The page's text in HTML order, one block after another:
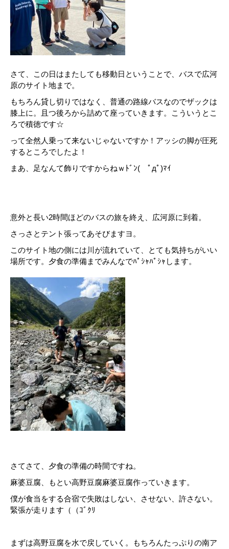
さて、この日はまたしても移動日ということで、バスで広河
原のサイト地まで。
もちろん貸し切りではなく、普通の路線バスなのでザックは
膝上に。且つ後ろから詰めて座っていきます。こういうとこ
ろで積徳です☆
って全然人乗って来ないじゃないですか！アッシの脚が圧死
するところでしたよ！
まあ、足なんて飾りですからねｗﾄﾞﾝ( ﾟдﾟ)ﾏｲ
意外と長い2時間ほどのバスの旅を終え、広河原に到着。
さっさとテント張ってあそびますヨ。
このサイト地の側には川が流れていて、とても気持ちがいい
場所です。夕食の準備までみんなでﾊﾟｼｬﾊﾟｼｬします。
さてさて、夕食の準備の時間ですね。
麻婆豆腐、もとい高野豆腐麻婆豆腐作っていきます。
僕が食当をする合宿で失敗はしない、させない、許さない。
緊張が走ります（（ｺﾞｸﾘ
まずは高野豆腐を水で戻していく。もちろんたっぷりの南ア